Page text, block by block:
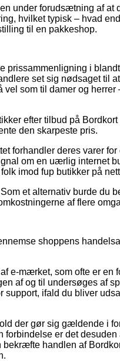
under forudsætning af at
hvilket typisk – hvad
til en pakkeshop.
prissammenligning i
set sig nødsaget til
som til damer og herrer
efter tilbud på
den skarpeste pris.
forhandler deres varer for
om en uærlig internet
imod fup butikker på
et alternativ burde du
af flere
shoppens
e-mærket, som ofte er en
af og til undersøges af
support, ifald du bliver
der gør sig gældende i
forbindelse er det desuden
handlen af